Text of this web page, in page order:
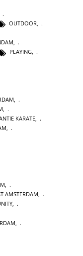
OUTDOOR,
,
PLAYING,
KARATE
,
AMSTERDAM,
,